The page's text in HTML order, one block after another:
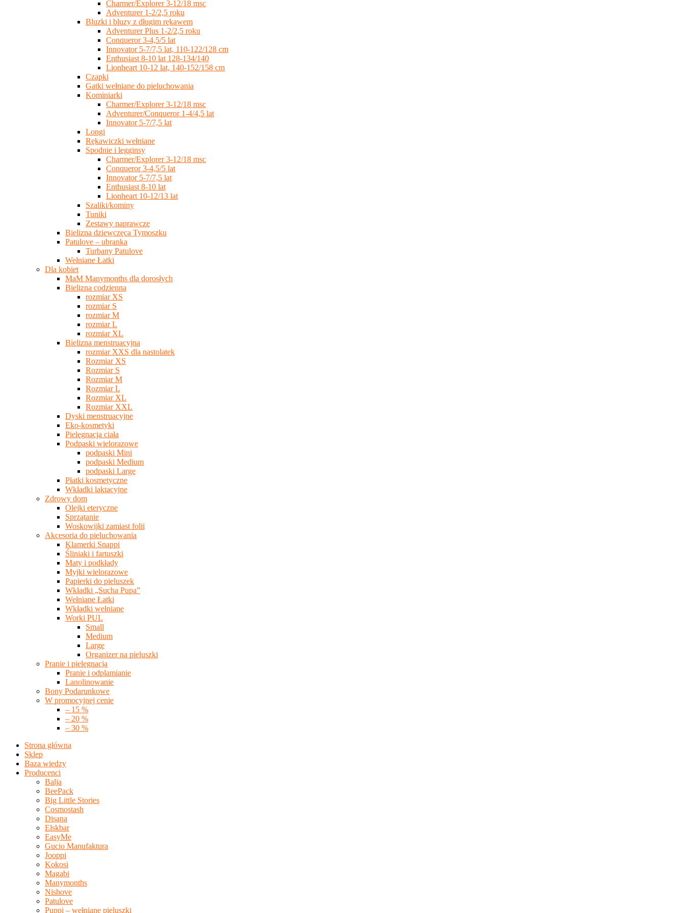
Charmer/Explorer 3-12/18 msc
Adventurer 1-2/2,5 roku
Bluzki i bluzy z długim rękawem
Adventurer Plus 1-2/2,5 roku
Conqueror 3-4,5/5 lat
Innovator 5-7/7,5 lat, 110-122/128 cm
Enthusiast 8-10 lat 128-134/140
Lionheart 10-12 lat, 140-152/158 cm
Czapki
Gatki wełniane do pieluchowania
Kominiarki
Charmer/Explorer 3-12/18 msc
Adventurer/Conqueror 1-4/4,5 lat
Innovator 5-7/7,5 lat
Longi
Rękawiczki wełniane
Spodnie i legginsy
Charmer/Explorer 3-12/18 msc
Conqueror 3-4,5/5 lat
Innovator 5-7/7,5 lat
Enthusiast 8-10 lat
Lionheart 10-12/13 lat
Szaliki/kominy
Tuniki
Zestawy naprawcze
Bielizna dziewczęca Tymoszku
Patulove – ubranka
Turbany Patulove
Wełniane Łatki
Dla kobiet
MaM Manymonths dla dorosłych
Bielizna codzienna
rozmiar XS
rozmiar S
rozmiar M
rozmiar L
rozmiar XL
Bielizna menstruacyjna
rozmiar XXS dla nastolatek
Rozmiar XS
Rozmiar S
Rozmiar M
Rozmiar L
Rozmiar XL
Rozmiar XXL
Dyski menstruacyjne
Eko-kosmetyki
Pielęgnacja ciała
Podpaski wielorazowe
podpaski Mini
podpaski Medium
podpaski Large
Płatki kosmetyczne
Wkładki laktacyjne
Zdrowy dom
Olejki eteryczne
Sprzątanie
Woskowijki zamiast folii
Akcesoria do pieluchowania
Klamerki Snappi
Śliniaki i fartuszki
Maty i podkłady
Myjki wielorazowe
Papierki do pieluszek
Wkładki „Sucha Pupa”
Wełniane Łatki
Wkładki wełniane
Worki PUL
Small
Medium
Large
Organizer na pieluszki
Pranie i pielęgnacja
Pranie i odplamianie
Lanolinowanie
Bony Podarunkowe
W promocyjnej cenie
– 15 %
– 20 %
– 30 %
Strona główna
Sklep
Baza wiedzy
Producenci
Balja
BeePack
Big Little Stories
Cosmostash
Disana
Elskbar
EasyMe
Gucio Manufaktura
Jooppi
Kokosi
Magabi
Manymonths
Nishove
Patulove
Puppi – wełniane pieluszki